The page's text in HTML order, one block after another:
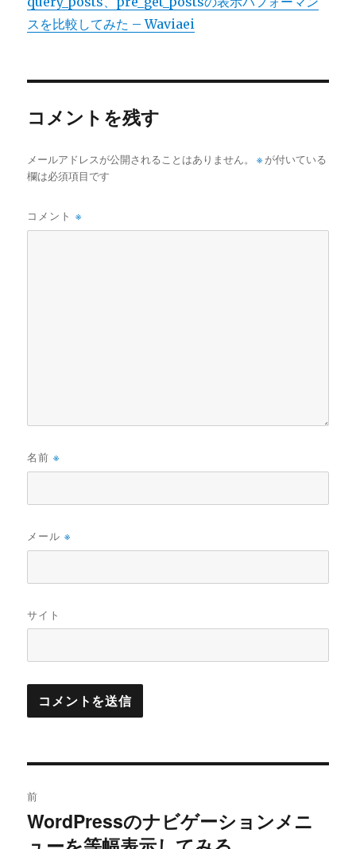
スを比較してみた – Waviaei
コメントを残す
メールアドレスが公開されることはありません。 ※ が付いている
欄は必須項目です
コメント※
名前※
メール※
サイト
稿
前
過
去
WordPressのナビゲーションメニ